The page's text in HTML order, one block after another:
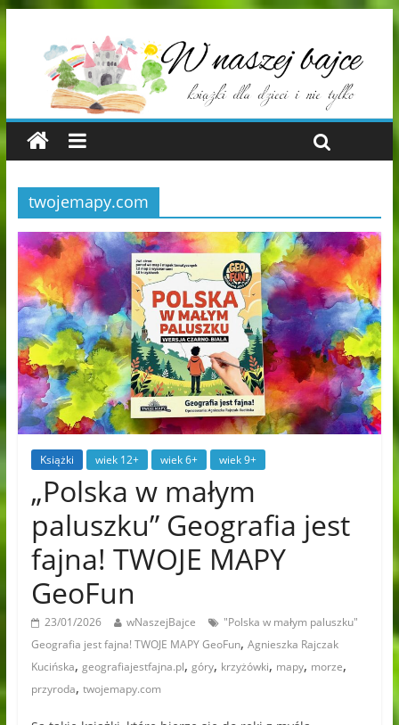
twojemapy.com
Książki wiek 12+ wiek 6+ wiek 9+
„Polska w małym
paluszku” Geografia jest
fajna! TWOJE MAPY
GeoFun
23/01/2026 wNaszejBajce
"Polska w małym paluszku"
Geografia jest fajna! TWOJE MAPY GeoFun, Agnieszka Rajczak
Kucińska, geografiajestfajna.pl, góry, krzyżówki, mapy, morze,
przyroda, twojemapy.com